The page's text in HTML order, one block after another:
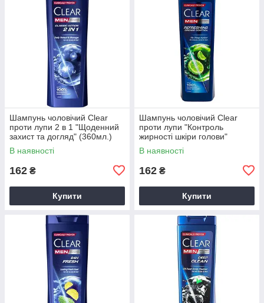
Шампунь чоловічий Clear
проти лупи 2 в 1 "Щоденний
захист та догляд" (360мл.)
В наявності
162 ₴
Купити
Шампунь чоловічий Clear
проти лупи "Контроль
жирності шкіри голови"
(360мл.)
В наявності
162 ₴
Купити